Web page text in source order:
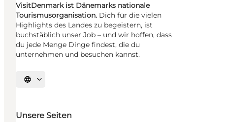
VisitDenmark ist Dänemarks nationale
Tourismusorganisation. Dich für die vielen
Highlights des Landes zu begeistern, ist
buchstäblich unser Job – und wir hoffen, dass
du jede Menge Dinge findest, die du
unternehmen und besuchen kannst.
Sprache auswählen
Unsere Seiten